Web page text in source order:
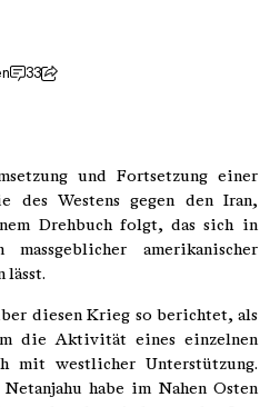
33
und Fortsetzung einer
des Westens gegen den Iran,
Drehbuch folgt, das sich in
massgeblicher amerikanischer
lässt.
diesen Krieg so berichtet, als
die Aktivität eines einzelnen
mit westlicher Unterstützung.
habe im Nahen Osten